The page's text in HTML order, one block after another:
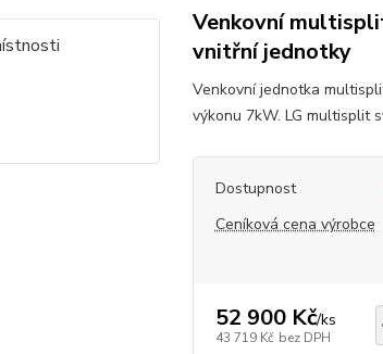
Venkovní
vnitřní jednotky
Venkovní jednotka
výkonu 7kW. LG multisplit
Dostupnost
Ceníková cena výrobce
52 900 Kč/ks
43 719 Kč bez DPH